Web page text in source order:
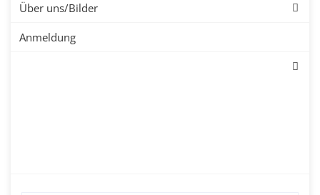
Über uns/Bilder
Anmeldung
Kontakt und Anfrage – Sprachschule Aktiv Bremen –
Kontaktformular ausfüllen und senden.